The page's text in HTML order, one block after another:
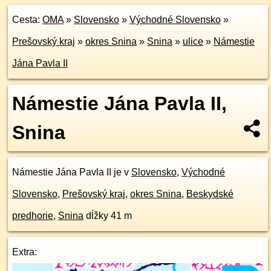
Cesta: OMA» Slovensko » Východné Slovensko »
Prešovský kraj » okres Snina » Snina » ulice » Námestie
Jána Pavla II
Námestie Jána Pavla II,
Snina
Námestie Jána Pavla II je v Slovensko, Východné
Slovensko, Prešovský kraj, okres Snina, Beskydské
predhorie, Snina dĺžky 41 m
Extra: